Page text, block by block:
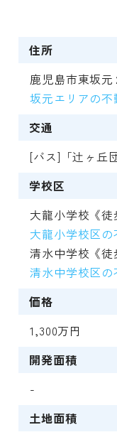
住所
鹿児島市東坂
坂元エリアの
交通
[バス]「辻ヶ丘
学校区
大龍小学校《徒
大龍小学校区
清水中学校《徒
清水中学校区
価格
1,300万円
開発面積
-
土地面積